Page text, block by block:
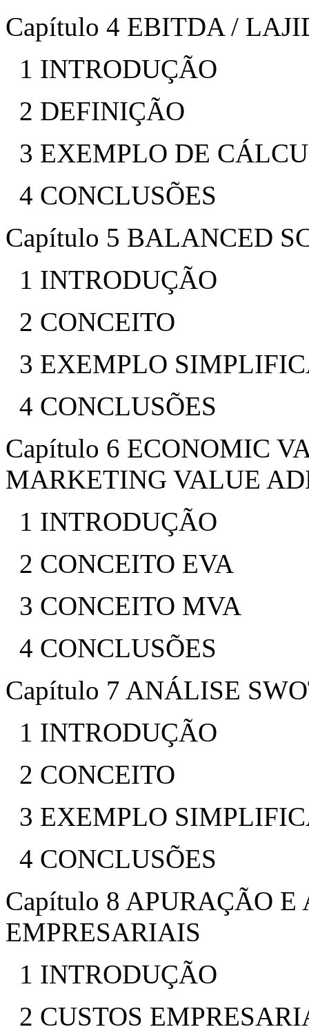
Capítulo 4 EBITDA /
1 INTRODUÇÃO
2 DEFINIÇÃO
3 EXEMPLO DE
4 CONCLUSÕES
Capítulo 5 BALANCED
1 INTRODUÇÃO
2 CONCEITO
3 EXEMPLO
4 CONCLUSÕES
Capítulo 6 ECONOMIC
MARKETING VALUE
1 INTRODUÇÃO
2 CONCEITO EVA
3 CONCEITO MVA
4 CONCLUSÕES
Capítulo 7 ANÁLISE
1 INTRODUÇÃO
2 CONCEITO
3 EXEMPLO
4 CONCLUSÕES
Capítulo 8 APURAÇÃO
EMPRESARIAIS
1 INTRODUÇÃO
2 CUSTOS